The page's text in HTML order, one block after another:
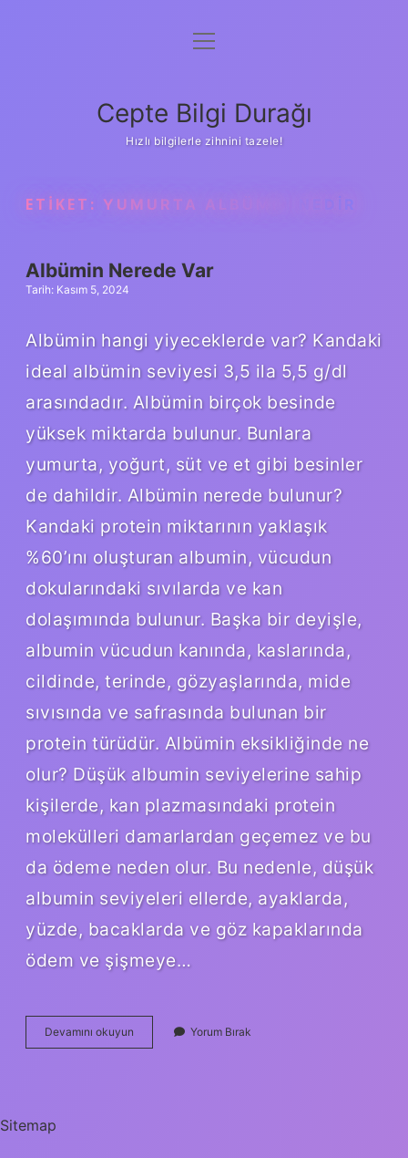
Anasayfa
Yasal Uyarı
menüyü
Cepte Bilgi Durağı
Hızlı bilgilerle zihnini tazele!
ETIKET: YUMURTA ALBÜMIN NEDIR
Albümin Nerede Var
Tarih: Kasım 5, 2024
Albümin hangi yiyeceklerde var? Kandaki
ideal albümin seviyesi 3,5 ila 5,5 g/dl
arasındadır. Albümin birçok besinde
yüksek miktarda bulunur. Bunlara
yumurta, yoğurt, süt ve et gibi besinler
de dahildir. Albümin nerede bulunur?
Kandaki protein miktarının yaklaşık
%60’ını oluşturan albumin, vücudun
dokularındaki sıvılarda ve kan
dolaşımında bulunur. Başka bir deyişle,
albumin vücudun kanında, kaslarında,
cildinde, terinde, gözyaşlarında, mide
sıvısında ve safrasında bulunan bir
protein türüdür. Albümin eksikliğinde ne
olur? Düşük albumin seviyelerine sahip
kişilerde, kan plazmasındaki protein
molekülleri damarlardan geçemez ve bu
da ödeme neden olur. Bu nedenle, düşük
albumin seviyeleri ellerde, ayaklarda,
yüzde, bacaklarda ve göz kapaklarında
ödem ve şişmeye…
Devamını okuyun
Nerede
Yorum Bırak
Sitemap